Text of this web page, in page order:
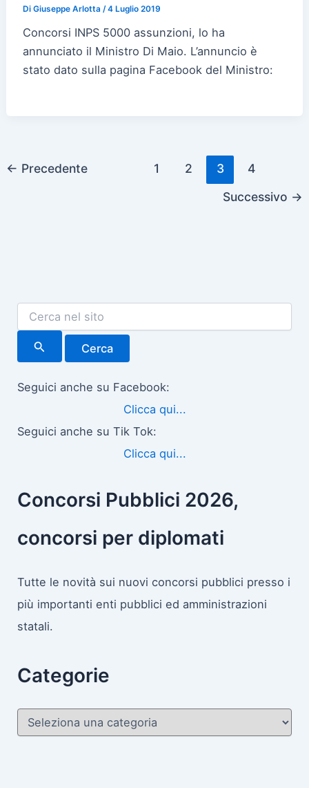
DiGiuseppe Arlotta/4 Luglio 2019
Concorsi INPS 5000 assunzioni, lo ha
annunciato il Ministro Di Maio. L’annuncio è
stato dato sulla pagina Facebook del Ministro:
← Precedente 1 2 3
4
Successivo →
a
Seguici anche su Facebook:
Clicca qui...
Seguici anche su Tik Tok:
Clicca qui...
Concorsi Pubblici 2026,
concorsi per diplomati
Tutte le novità sui nuovi concorsi pubblici presso i
più importanti enti pubblici ed amministrazioni
statali.
Categorie
C